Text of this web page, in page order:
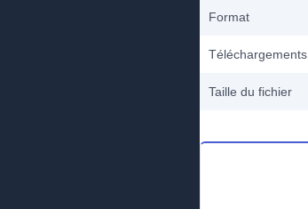
Format
Téléchargements
Taille du fichier